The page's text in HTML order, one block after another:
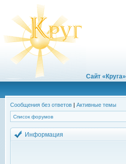
Сайт «Круга»
Сообщения без ответов | Активные темы
Список форумов
Информация